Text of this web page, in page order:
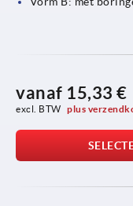
vanaf 15,33 €
excl. BTW plus